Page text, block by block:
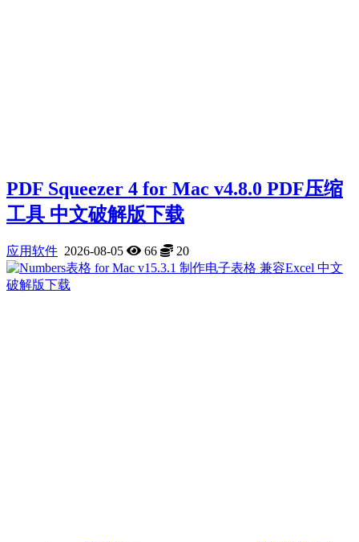
PDF Squeezer 4 for Mac v4.8.0 PDF压缩
工具 中文破解版下载
应用软件 2026-08-05 66 20